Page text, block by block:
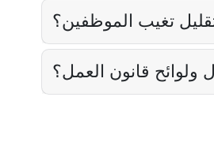
تغيب الموظفين؟
ولوائح قانون العمل؟